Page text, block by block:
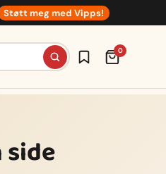
Støtt meg med Vipps!
0
side